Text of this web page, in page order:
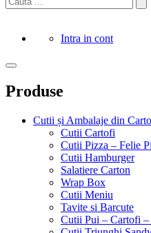
Intra in cont
Produse
Cutii și Ambalaje din
Cutii Cartofi
Cutii Pizza – Felie
Cutii Hamburger
Salatiere Carton
Wrap Box
Cutii Meniu
Tavite si Barcute
Cutii Pui – Cartofi